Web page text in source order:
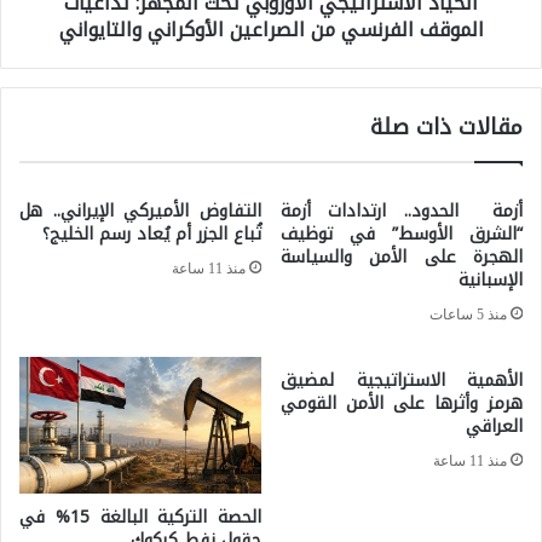
ي
ا
د
ت
ه
ا
ل
د
م
و
ا
ا
ت
ي
ج
ا
ل
أ
الموقف الفرنسي من الصراعين الأوكراني والتايواني
مقالات ذات صلة
أزمة الحدود.. ارتدادات أزمة
“الشرق الأوسط” في توظيف
الهجرة على الأمن والسياسة
الإسبانية
منذ 5 ساعات
التفاوض الأميركي الإيراني.. هل
تُباع الجزر أم يُعاد رسم الخليج؟
منذ 11 ساعة
الأهمية الاستراتيجية لمضيق
هرمز وأثرها على الأمن القومي
العراقي
منذ 11 ساعة
الحصة التركية البالغة 15% في